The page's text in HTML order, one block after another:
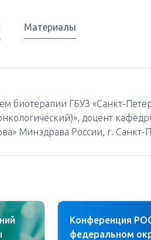
Материалы
биотерапии ГБУЗ «Санкт-
доцент
Минздрава России, г. Санкт-
Конференция
федеральном